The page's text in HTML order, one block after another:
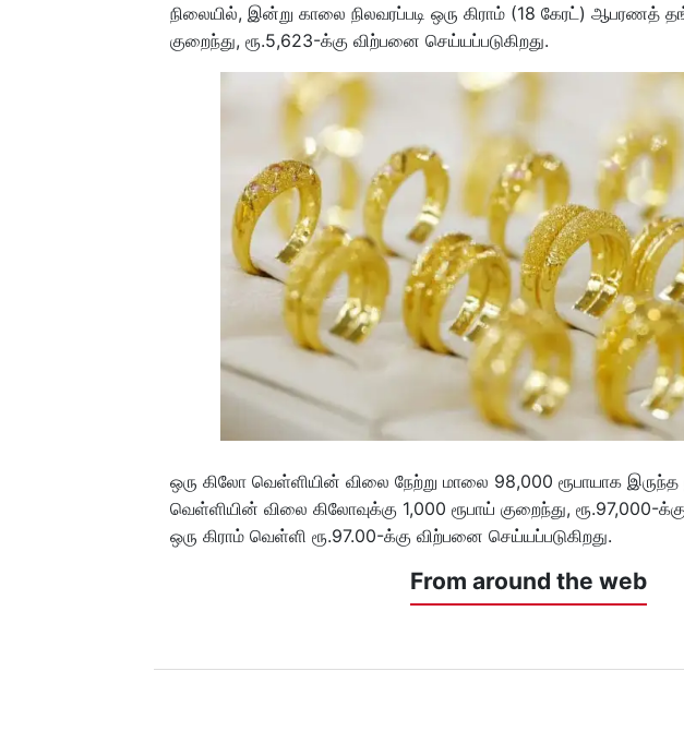
நிலையில், இன்று காலை நிலவரப்படி ஒரு கிராம் (18 கேரட்) ஆபரணத்
குறைந்து, ரூ.5,623-க்கு விற்பனை செய்யப்படுகிறது.
ஒரு கிலோ வெள்ளியின் விலை நேற்று மாலை 98,000 ரூபாயாக
வெள்ளியின் விலை கிலோவுக்கு 1,000 ரூபாய் குறைந்து, ரூ.97,000-
ஒரு கிராம் வெள்ளி ரூ.97.00-க்கு விற்பனை செய்யப்படுகிறது.
From around the web